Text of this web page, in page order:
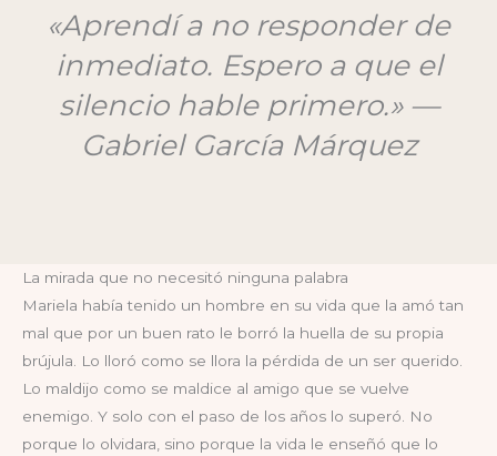
«Aprendí a no responder de
inmediato. Espero a que el
silencio hable primero.» —
Gabriel García Márquez
La mirada que no necesitó ninguna palabra
Mariela había tenido un hombre en su vida que la amó tan
mal que por un buen rato le borró la huella de su propia
brújula. Lo lloró como se llora la pérdida de un ser querido.
Lo maldijo como se maldice al amigo que se vuelve
enemigo. Y solo con el paso de los años lo superó. No
porque lo olvidara, sino porque la vida le enseñó que lo